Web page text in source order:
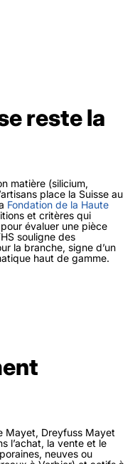
reste la
matière (silicium,
place la Suisse au
Fondation de la Haute
et critères qui
évaluer une pièce
souligne des
la branche, signe d’un
haut de gamme.
Mayet, Dreyfuss Mayet
l’achat, la vente et le
neuves ou